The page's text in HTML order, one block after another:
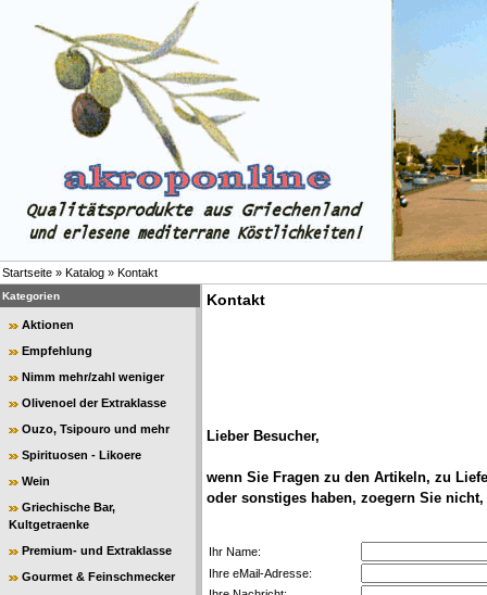
Startseite » Katalog » Kontakt
Kategorien
Aktionen
Empfehlung
Nimm mehr/zahl weniger
Olivenoel der Extraklasse
Ouzo, Tsipouro und mehr
Spirituosen - Likoere
Wein
Griechische Bar,
Kultgetraenke
Premium- und Extraklasse
Gourmet & Feinschmecker
Kontakt
Lieber Besucher,
wenn Sie Fragen zu den Artikeln, zu
oder sonstiges haben, zoegern Sie
Ihr Name:
Ihre eMail-Adresse: